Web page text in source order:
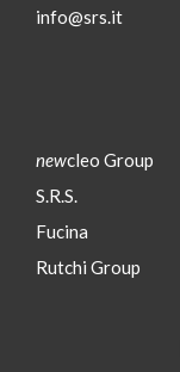
info@srs.it
newcleo Group
S.R.S.
Fucina
Rutchi Group